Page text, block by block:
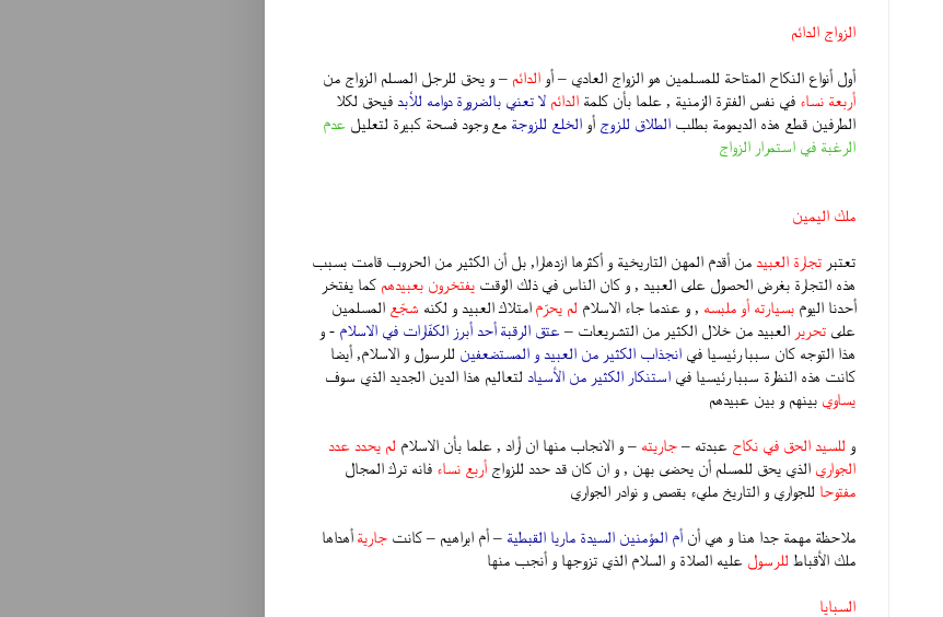
الزواج الدائم
أول أنواع النكاح المتاحة للمسلمين هو الزواج العادي – أو الدائم – و يحق للرجل المسلم الزواج من
أربعة نساء في نفس الفترة الزمنية , علما بأن كلمة الدائم لا تعني بالضرورة دوامه للأبد فيحق لكلا
الطرفين قطع هذه الديمومة بطلب الطلاق للزوج أو الخلع للزوجة مع وجود فسحة كبيرة لتعليل عدم
الرغبة في استمرار الزواج
ملك اليمين
تعتبر تجارة العبيد من أقدم المهن التاريخية و أكثرها ازدهارا, بل أن الكثير من الحروب قامت بسبب
هذه التجارة بغرض الحصول على العبيد , و كان الناس في ذلك الوقت يفتخرون بعبيدهم كما يفتخر
أحدنا اليوم بسيارته أو ملبسه , و عندما جاء الاسلام لم يحرّم امتلاك العبيد و لكنه شجّع المسلمين
على تحرير العبيد من خلال الكثير من التشريعات – عتق الرقبة أحد أبرز الكفّارات في الاسلام - و
هذا التوجه كان سببا رئيسيا في انجذاب الكثير من العبيد و المستضعفين للرسول و الاسلام, أيضا
كانت هذه النظرة سببا رئيسيا في استنكار الكثير من الأسياد لتعاليم هذا الدين الجديد الذي سوف
يساوي بينهم و بين عبيدهم
و للسيد الحق في نكاح عبدته – جاريته – و الانجاب منها ان أراد , علما بأن الاسلام لم يحدد عدد
الجواري الذي يحق للمسلم أن يحضى بهن , و ان كان قد حدد للزواج أربع نساء فانه ترك المجال
مفتوحا للجواري و التاريخ مليء بقصص و نوادر الجواري
ملاحظة مهمة جدا هنا و هي أن أم المؤمنين السيدة ماريا القبطية – أم ابراهيم – كانت جاريةأهداها
ملك الأقباط للرسول عليه الصلاة و السلام الذي تزوجها و أنجب منها
السبايا